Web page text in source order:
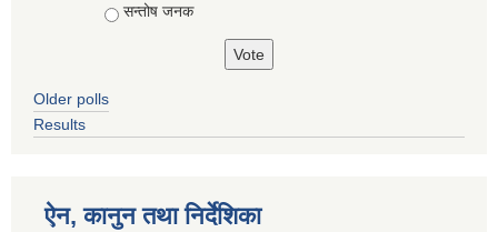
सन्तोष जनक
Older polls
Results
ऐन, कानुन तथा निर्देशिका